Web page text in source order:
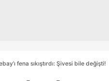
fena sıkıştırdı: Şivesi bile değişti!